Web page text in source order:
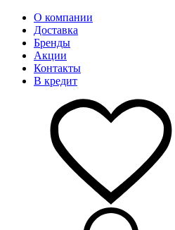
О компании
Доставка
Бренды
Акции
Контакты
В кредит